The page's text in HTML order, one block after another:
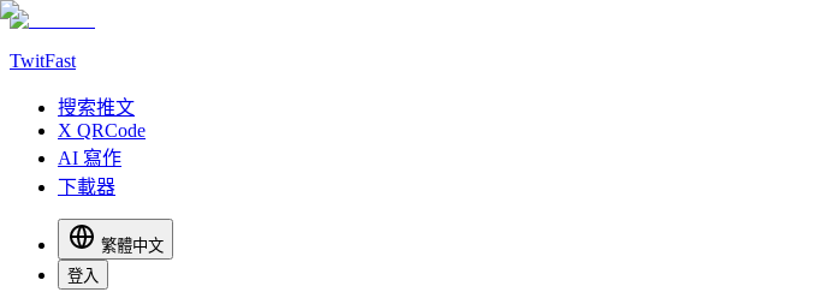
TwitFast
搜索推文
X QRCode
AI 寫作
下載器
繁體中文
登入